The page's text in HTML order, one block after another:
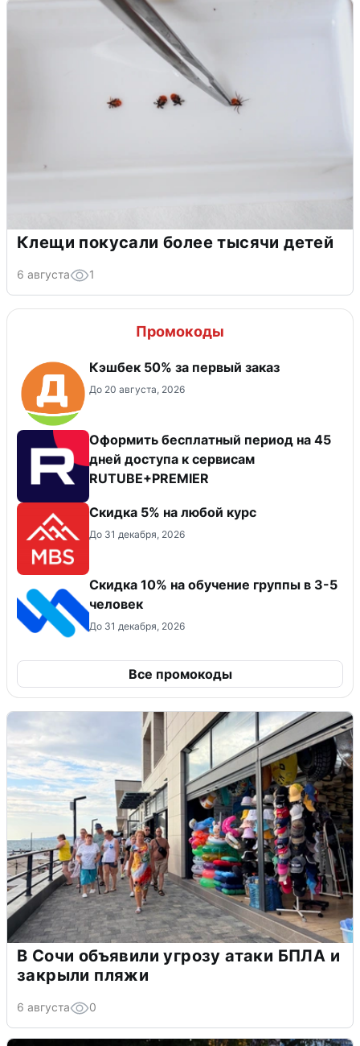
Клещи покусали более тысячи детей
6 августа 1
Промокоды
Кэшбек 50% за первый заказ
До 20 августа, 2026
Оформить бесплатный период на 45
дней доступа к сервисам
RUTUBE+PREMIER
Скидка 5% на любой курс
До 31 декабря, 2026
Скидка 10% на обучение группы в 3-5
человек
До 31 декабря, 2026
Все промокоды
В Сочи объявили угрозу атаки БПЛА и
закрыли пляжи
6 августа 0